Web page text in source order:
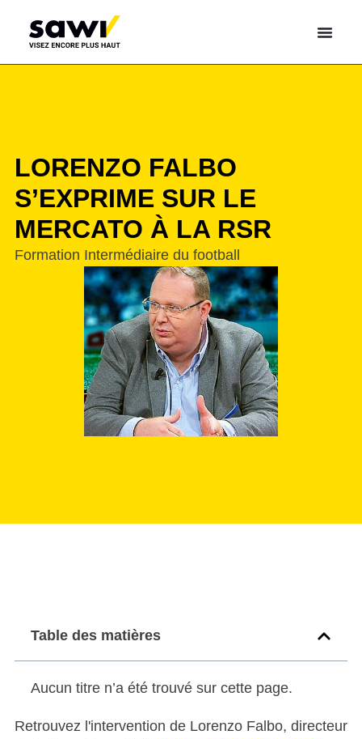
LORENZO FALBO
S’EXPRIME SUR LE
MERCATO À LA RSR
Formation Intermédiaire du football
Retrouvez l'intervention de Lorenzo Falbo, directeur
Table des matières
Aucun titre n’a été trouvé sur cette page.